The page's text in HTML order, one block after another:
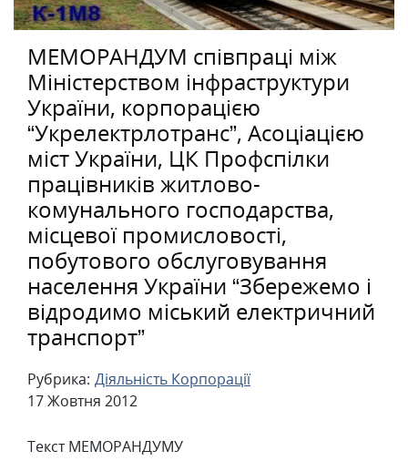
МЕМОРАНДУМ співпраці між
Міністерством інфраструктури
України, корпорацією
“Укрелектрлотранс”, Асоціацією
міст України, ЦК Профспілки
працівників житлово-
комунального господарства,
місцевої промисловості,
побутового обслуговування
населення України “Збережемо і
відродимо міський електричний
транспорт”
Рубрика: Діяльність Корпорації
17 Жовтня 2012
Текст МЕМОРАНДУМУ